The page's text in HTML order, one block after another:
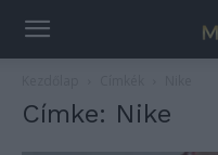
Címke: Nike